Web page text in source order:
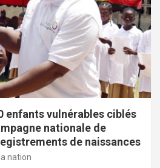
enfants vulnérables ciblés
nationale de
de naissances
nation